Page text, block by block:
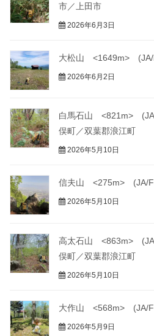
市／上田市
2026年6月3日
大松山 <1649m>
2026年6月2日
白馬石山 <821m>
俣町／双葉郡浪江町
2026年5月10日
信夫山 <275m> (JA/
2026年5月10日
高太石山 <863m>
俣町／双葉郡浪江町
2026年5月10日
大作山 <568m> (JA/
2026年5月9日